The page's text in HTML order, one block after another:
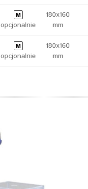
opcjonalnie
180x160
mm
opcjonalnie
180x160
mm